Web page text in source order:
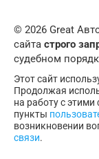
© 2026 Great
сайта строго
судебном
Этот сайт
Продолжая
на работу с
пункты
возникновении
связи.